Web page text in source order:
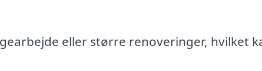
eller større renoveringer, hvilket